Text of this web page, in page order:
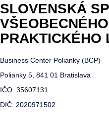
SLOVENSKÁ
VŠEOBECNÉHO
PRAKTICKÉHO
Business Center Polianky (BCP)
Polianky 5, 841 01 Bratislava
IČO: 35607131
DIČ: 2020971502